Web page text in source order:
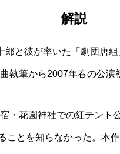
解説
郎と彼が率いた「劇団唐
執筆から2007年春の公演
・花園神社での紅テント
ことを知らなかった。本